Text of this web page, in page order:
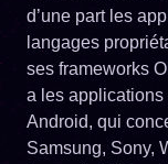
d’une part les
langages
ses frameworks
a les
Android, qui
Samsung, Sony,